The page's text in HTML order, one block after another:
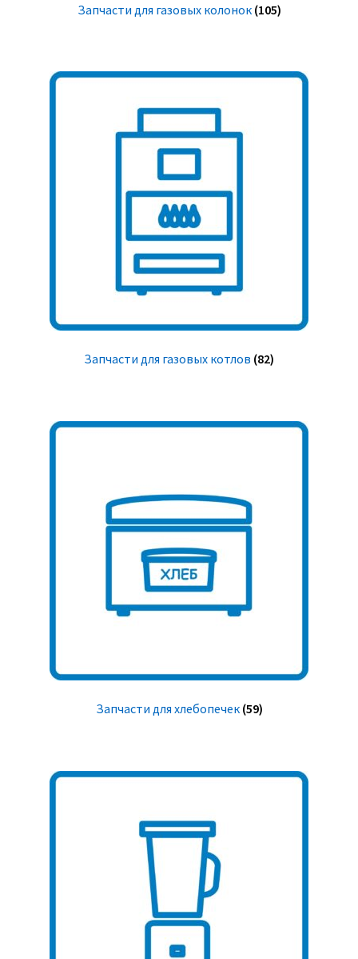
Запчасти для газовых колонок (105)
Запчасти для газовых котлов (82)
Запчасти для хлебопечек (59)